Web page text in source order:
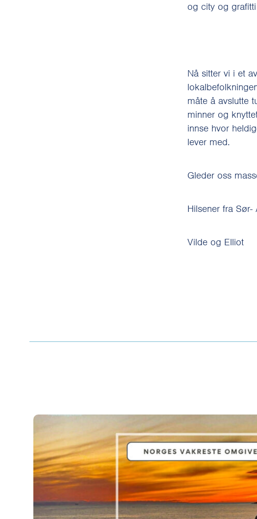
og city og
Nå sitter vi i et
måte å avslutte
minner og
innse hvor
lever med.
Gleder oss
Hilsener fra Sør-
Vilde og Elliot